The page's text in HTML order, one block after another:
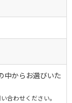
中からお選びいた
合わせください。